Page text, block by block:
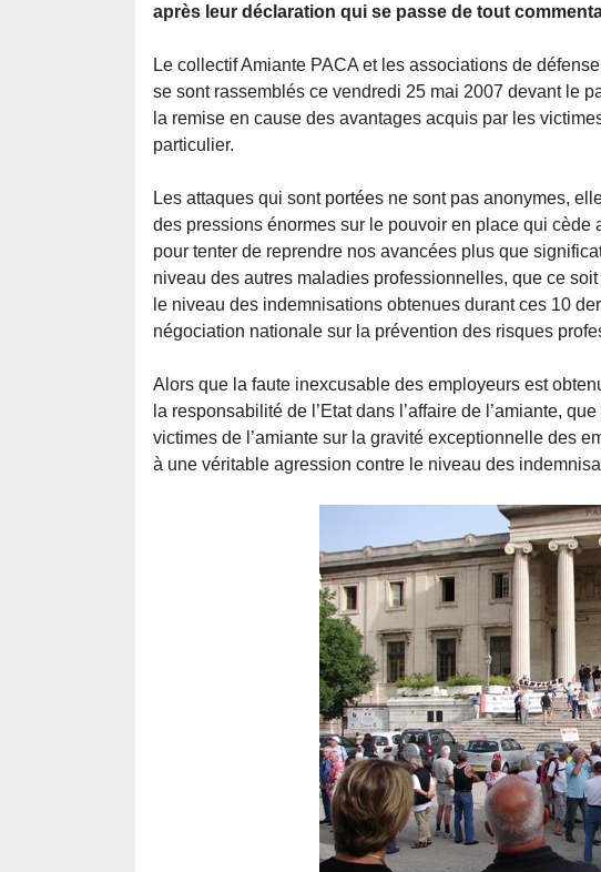
après leur déclaration qui se passe de tout
Le collectif Amiante PACA et les associations de
se sont rassemblés ce vendredi 25 mai 2007 devant le
la remise en cause des avantages acquis par les
particulier.
Les attaques qui sont portées ne sont pas anonymes,
des pressions énormes sur le pouvoir en place qui
pour tenter de reprendre nos avancées plus que
niveau des autres maladies professionnelles, que ce
le niveau des indemnisations obtenues durant ces 10
négociation nationale sur la prévention des risques
Alors que la faute inexcusable des employeurs est
la responsabilité de l’Etat dans l’affaire de l’amiante,
victimes de l’amiante sur la gravité exceptionnelle des
à une véritable agression contre le niveau des